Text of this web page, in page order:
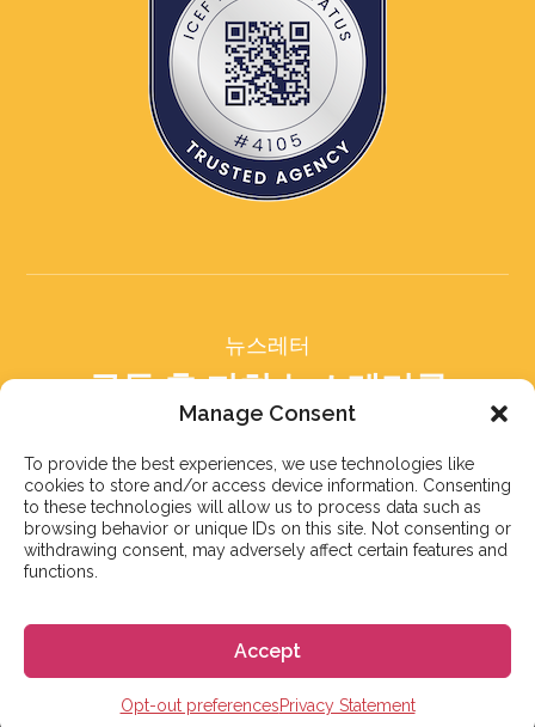
Manage Consent
To provide the best experiences, we use technologies like
cookies to store and/or access device information. Consenting
to these technologies will allow us to process data such as
browsing behavior or unique IDs on this site. Not consenting or
withdrawing consent, may adversely affect certain features and
functions.
Accept
Opt-out preferencesPrivacy Statement
뉴스레터
구독 후 저희 뉴스레터를
받아보세요
구독하기